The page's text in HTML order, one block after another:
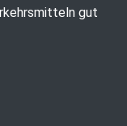
gut